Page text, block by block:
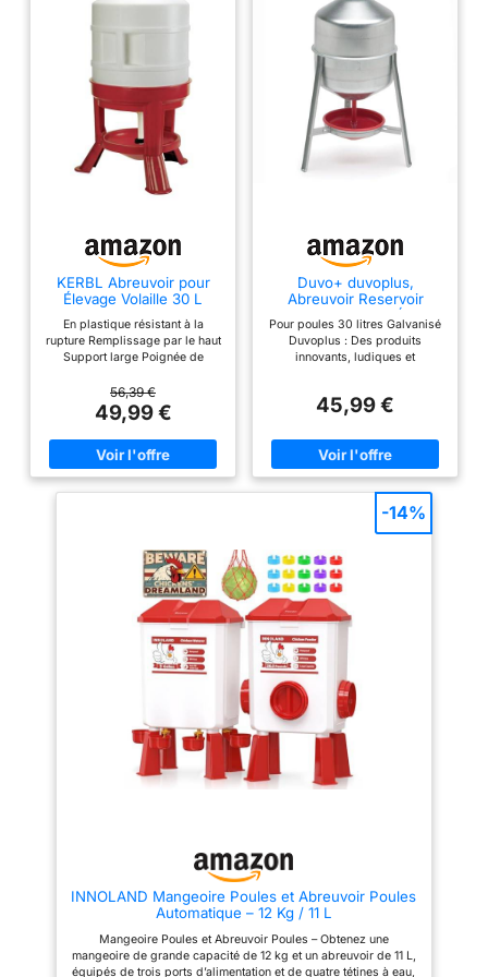
KERBL Abreuvoir pour
Élevage Volaille 30 L
En plastique résistant à la
rupture Remplissage par le haut
Support large Poignée de
déplacement facilité Hauteur
totale env. 70 cm Plateau à env.
20 cm au-dessus du sol
56,39 €
49,99 €
Duvo+ duvoplus,
Abreuvoir Reservoir
Poules GALVANISÉ 30L,
Oiseaux, Oiseaux
Pour poules 30 litres Galvanisé
Duvoplus : Des produits
innovants, ludiques et
animaux. Et qui offrent toujours
45,99 €
INNOLAND Mangeoire Poules et Abreuvoir Poules
Automatique – 12 Kg / 11 L
Mangeoire Poules et Abreuvoir Poules – Obtenez une
mangeoire de grande capacité de 12 kg et un abreuvoir de 11 L,
équipés de trois ports d’alimentation et de quatre tétines à eau,
-14%